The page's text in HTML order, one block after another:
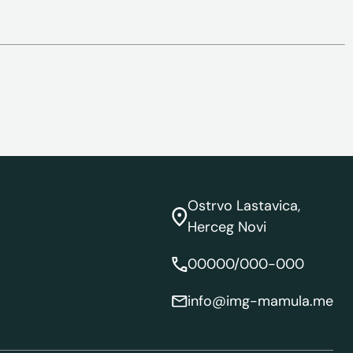
Ostrvo Lastavica,
Herceg Novi
00000/000-000
info@img-mamula.me